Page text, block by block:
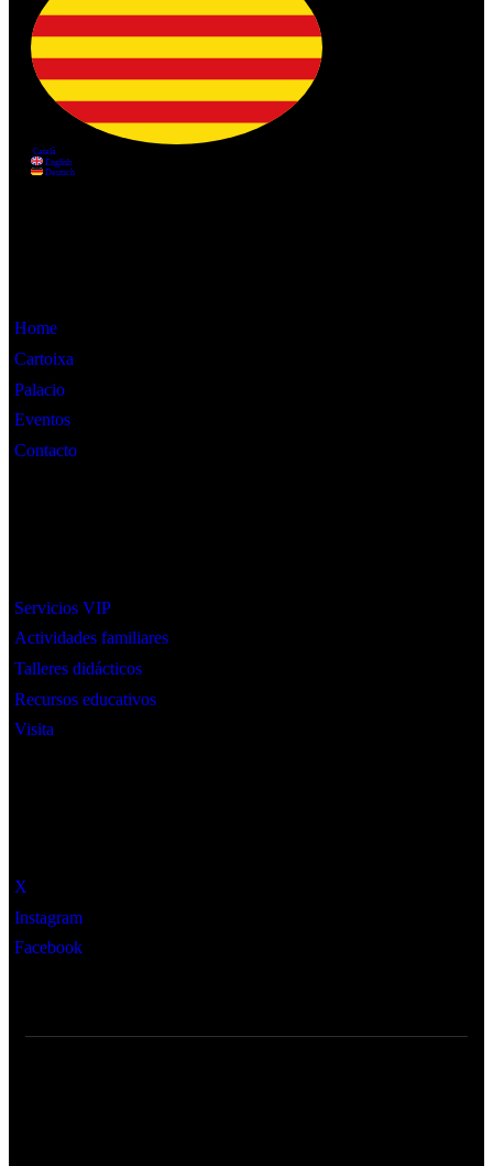
Home
Cartoixa
Palacio
Eventos
Contacto
Servicios VIP
Actividades familiares
Talleres didácticos
Recursos educativos
Visita
X
Instagram
Facebook